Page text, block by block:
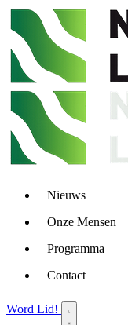
Nieuws
Onze Mensen
Programma
Contact
Word Lid!